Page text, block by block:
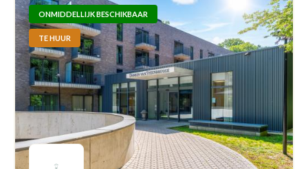
ONMIDDELLIJK BESCHIKBAAR
TE HUUR